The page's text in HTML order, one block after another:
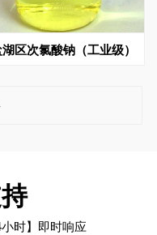
区次氯酸钠（工业级）
时】即时响应